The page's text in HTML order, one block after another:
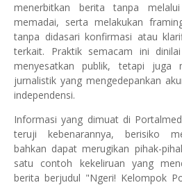
menerbitkan berita tanpa
memadai, serta melakukan
tanpa didasari konfirmasi atau
terkait. Praktik semacam ini
menyesatkan publik, tetapi juga
jurnalistik yang mengedepankan
independensi.
Informasi yang dimuat di
teruji kebenarannya, berisiko
bahkan dapat merugikan pihak-
satu contoh kekeliruan yang
berita berjudul "Ngeri! Kelompok